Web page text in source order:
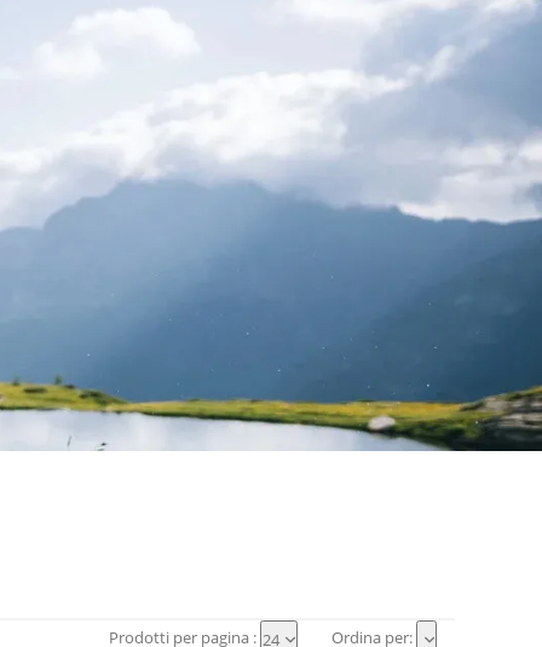
Prodotti per pagina : 24 Ordina per: